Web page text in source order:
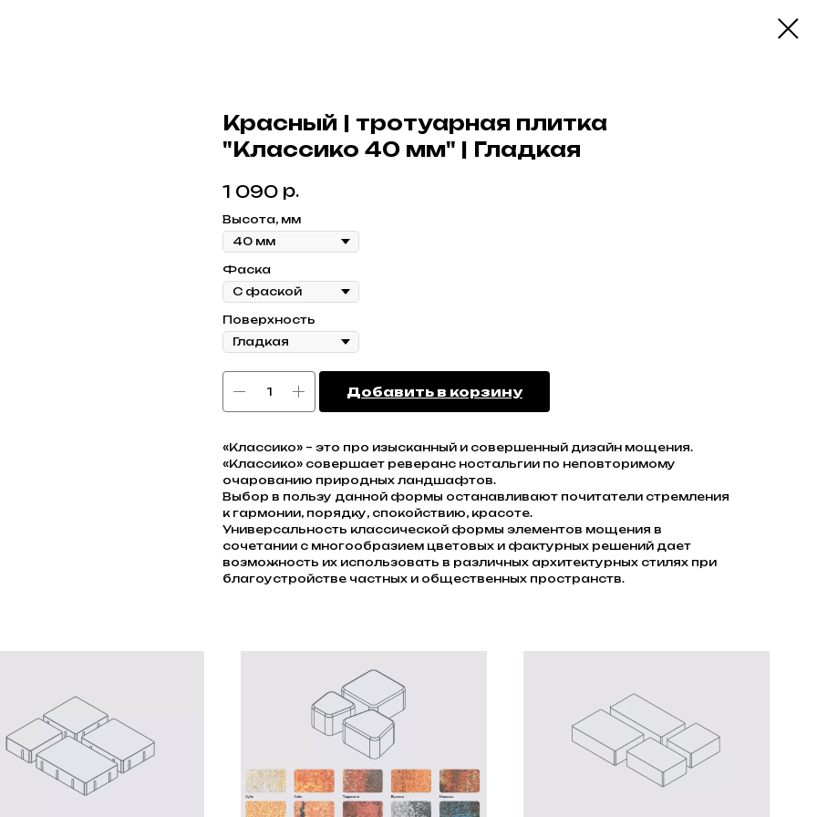
Красный | тротуарная плитка
"Классико 40 мм" | Гладкая
1 090 р.
Высота, мм
Фаска
Поверхность
Добавить в корзину
«Классико» – это про изысканный и совершенный дизайн мощения.
«Классико» совершает реверанс ностальгии по неповторимому
очарованию природных ландшафтов.
Выбор в пользу данной формы останавливают почитатели стремления
к гармонии, порядку, спокойствию, красоте.
Универсальность классической формы элементов мощения в
сочетании с многообразием цветовых и фактурных решений дает
возможность их использовать в различных архитектурных стилях при
благоустройстве частных и общественных пространств.